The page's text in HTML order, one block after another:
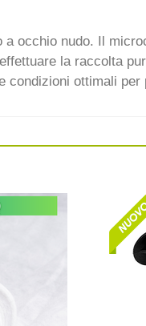
occhio nudo. Il
la raccolta
ottimali per